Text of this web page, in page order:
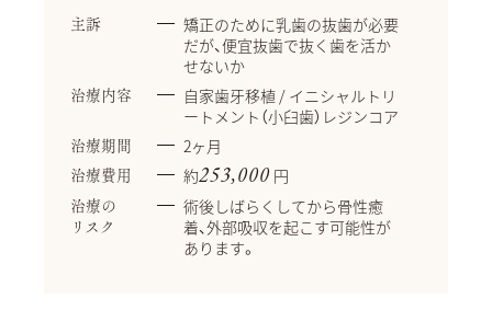
主訴
矯正のために乳歯の抜歯が必要
だが、便宜抜歯で抜く歯を活か
せないか
治療内容
自家歯牙移植 / イニシャルトリ
ートメント（小臼歯）レジンコア
治療期間 2ヶ月
治療費用 約253,000 円
治療の
リスク
術後しばらくしてから骨性癒
着、外部吸収を起こす可能性が
あります。